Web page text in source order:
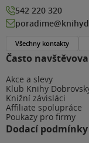
Často
Akce a slevy
Klub Knihy
Knižní závisláci
Affiliate spolupráce
Poukazy pro firmy
Dodací podmínky
542 220 320
Všechny kontakty